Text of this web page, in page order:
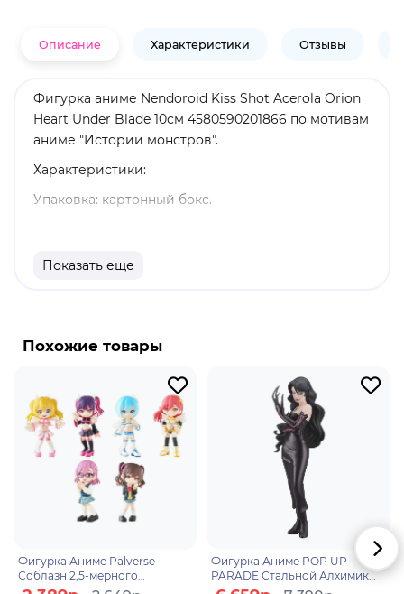
Описание Характеристики Отзывы
Фигурка аниме Nendoroid Kiss Shot Acerola Orion
Heart Under Blade 10см 4580590201866 по мотивам
аниме "Истории монстров".
Характеристики:
Упаковка: картонный бокс.
Высота: 10 см.
Бренд: Good Smile Company.
После того как Мэмэ покидает город, Синобу
переселяется в тень Коёми, из которой может
появляться по собственному желанию.
Примирившись с Арараги, поведение Осино
полностью преображается. Синобу имеет
человеческое прошлое. Некогда она была
прекрасной принцессой по имени Лора.
Показать еще
Похожие товары
Фигурка Аниме Palverse
Соблазн 2,5-мерного
измерения 9см Blind Box 1 шт
Фигурка Аниме POP UP
PARADE Стальной Алхимик
Похоть 18см 4580590203631